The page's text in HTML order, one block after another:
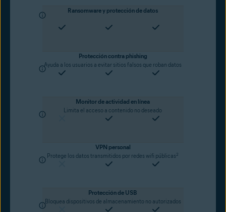
Ransomware y protección de datos
Protección contra phishing
Ayuda a los usuarios a evitar sitios falsos que roban datos
Monitor de actividad en línea
Limita el acceso a contenido no deseado
VPN personal
Protege los datos transmitidos por redes wifi públicas 2
Protección de USB
Bloquea dispositivos de almacenamiento no autorizados